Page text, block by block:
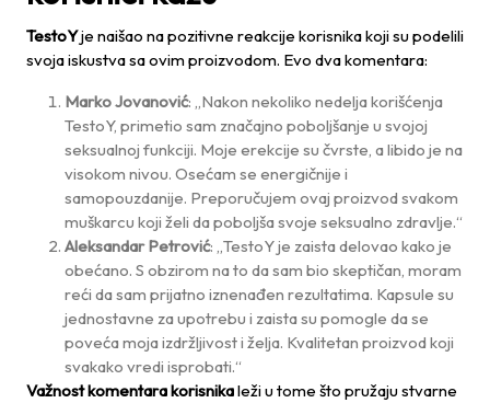
TestoYje naišao na pozitivne reakcije korisnika koji su podelili
svoja iskustva sa ovim proizvodom. Evo dva komentara:
Marko Jovanović: „Nakon nekoliko nedelja korišćenja
TestoY, primetio sam značajno poboljšanje u svojoj
seksualnoj funkciji. Moje erekcije su čvrste, a libido je na
visokom nivou. Osećam se energičnije i
samopouzdanije. Preporučujem ovaj proizvod svakom
muškarcu koji želi da poboljša svoje seksualno zdravlje.“
Aleksandar Petrović: „TestoY je zaista delovao kako je
obećano. S obzirom na to da sam bio skeptičan, moram
reći da sam prijatno iznenađen rezultatima. Kapsule su
jednostavne za upotrebu i zaista su pomogle da se
poveća moja izdržljivost i želja. Kvalitetan proizvod koji
svakako vredi isprobati.“
Važnost komentara korisnikaleži u tome što pružaju stvarne